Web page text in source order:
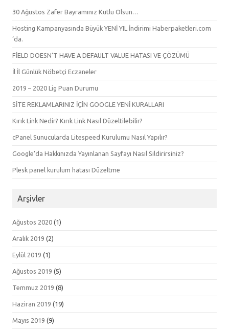
30 Ağustos Zafer Bayramınız Kutlu Olsun…
Hosting Kampanyasında Büyük YENİ YIL İndirimi Haberpaketleri.com
‘da.
FİELD DOESN’T HAVE A DEFAULT VALUE HATASI VE ÇÖZÜMÜ
İl İl Günlük Nöbetçi Eczaneler
2019 – 2020 Lig Puan Durumu
SİTE REKLAMLARINIZ İÇİN GOOGLE YENİ KURALLARI
Kırık Link Nedir? Kırık Link Nasıl Düzeltilebilir?
cPanel Sunucularda Litespeed Kurulumu Nasıl Yapılır?
Google’da Hakkınızda Yayınlanan Sayfayı Nasıl Sildirirsiniz?
Plesk panel kurulum hatası Düzeltme
Arşivler
Ağustos 2020 (1)
Aralık 2019 (2)
Eylül 2019 (1)
Ağustos 2019 (5)
Temmuz 2019 (8)
Haziran 2019 (19)
Mayıs 2019 (9)